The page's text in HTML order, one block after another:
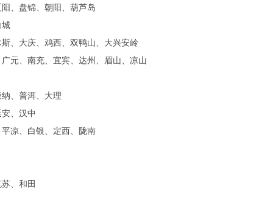
、盘锦、朝阳、葫芦岛
、大庆、鸡西、双鸭山、大兴安岭
元、南充、宜宾、达州、眉山、凉山
、普洱、大理
、汉中
凉、白银、定西、陇南
、和田